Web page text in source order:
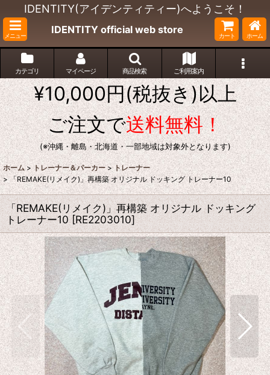
IDENTITY(アイデンティティー)へようこそ！
メニュー
IDENTITY official web store
カート ホーム
カテゴリ マイページ 商品検索 ご利用案内
¥10,000円(税抜き)以上
ご注文で送料無料！
(※沖縄・離島・北海道・一部地域は対象外となります)
ホーム > トレーナー＆パーカー > トレーナー
> 「REMAKE(リメイク)」再構築 オリジナル ドッキング トレーナー10
「REMAKE(リメイク)」再構築 オリジナル ドッキング
トレーナー10 [RE2203010]